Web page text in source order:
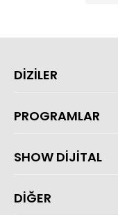
DİZİLER
PROGRAMLAR
SHOW DİJİTAL
DİĞER